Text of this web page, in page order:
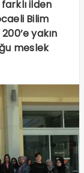
ilden
Bilim
yakın
meslek